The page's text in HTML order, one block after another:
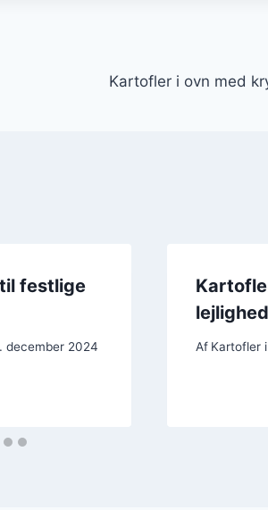
Kartofler i ovn med
festlige
december 2024 Af Kartofler